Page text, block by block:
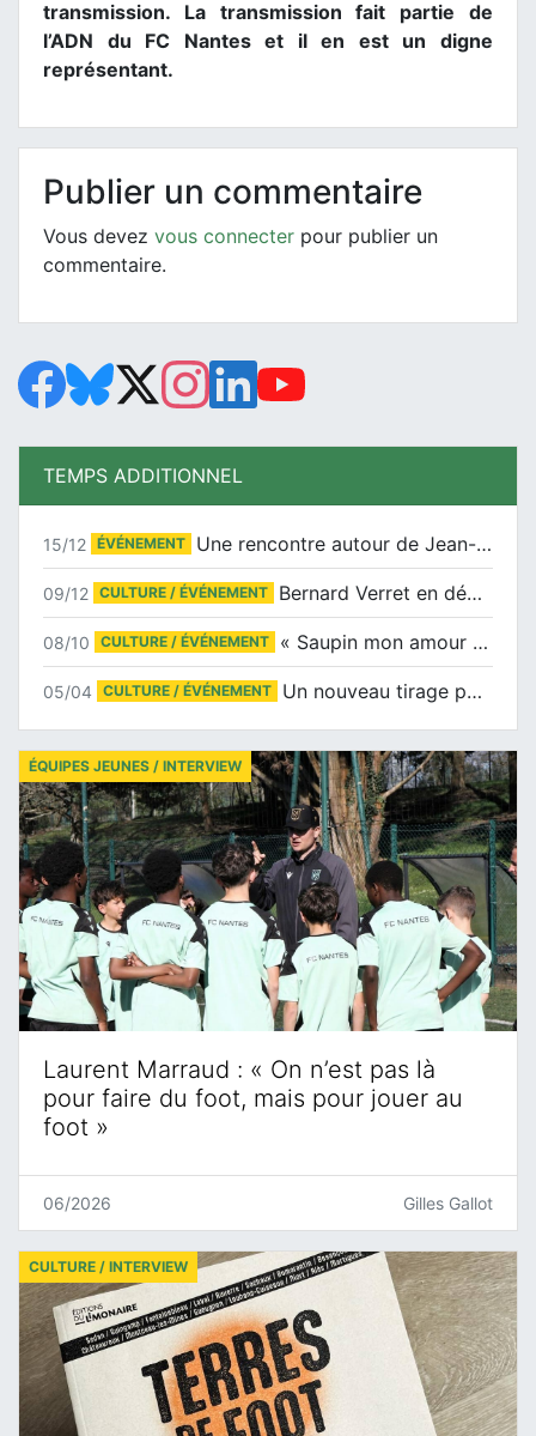
transmission. La transmission fait partie de
l’ADN du FC Nantes et il en est un digne
représentant.
Publier un commentaire
Vous devez vous connecter pour publier un
commentaire.
TEMPS ADDITIONNEL
15/12 ÉVÉNEMENT Une rencontre autour de Jean-Claude Suaudeau
09/12 CULTURE / ÉVÉNEMENT Bernard Verret en dédicaces le samedi 13 décembre à l’Espace Culturel Atlantis
08/10 CULTURE / ÉVÉNEMENT « Saupin mon amour » au salon du livre de Trentemoult
05/04 CULTURE / ÉVÉNEMENT Un nouveau tirage pour le Docu-BD
Laurent Marraud : « On n’est pas là
pour faire du foot, mais pour jouer au
foot »
ÉQUIPES JEUNES / INTERVIEW
06/2026 Gilles Gallot
CULTURE / INTERVIEW